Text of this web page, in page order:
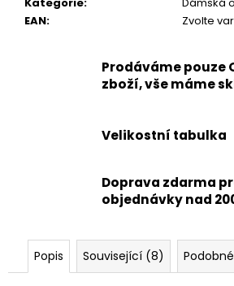
EAN: Zvolte
Prodáváme pouze
zboží, vše máme
Velikostní tabulka
Doprava zdarma
objednávky nad
Popis Související (8)